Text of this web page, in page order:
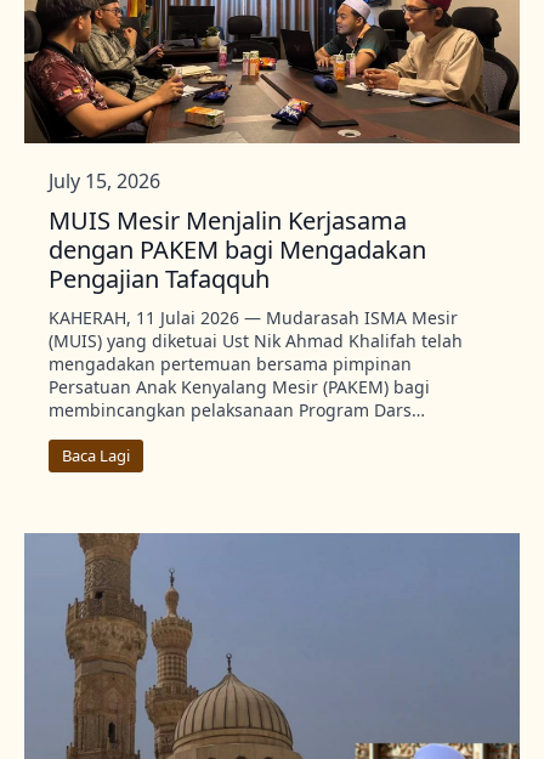
MUIS Mesir Menjalin Kerjasama
dengan PAKEM bagi Mengadakan
Pengajian Tafaqquh
July 15, 2026
KAHERAH, 11 Julai 2026 — Mudarasah ISMA Mesir
(MUIS) yang diketuai Ust Nik Ahmad Khalifah telah
mengadakan pertemuan bersama pimpinan
Persatuan Anak Kenyalang Mesir (PAKEM) bagi
membincangkan pelaksanaan Program Dars…
Baca Lagi